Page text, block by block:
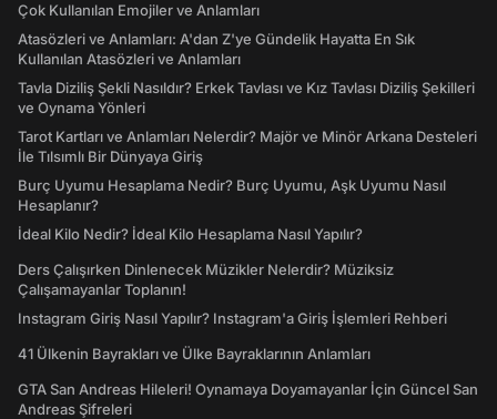
Çok Kullanılan Emojiler ve Anlamları
Atasözleri ve Anlamları: A'dan Z'ye Gündelik Hayatta En Sık
Kullanılan Atasözleri ve Anlamları
Tavla Diziliş Şekli Nasıldır? Erkek Tavlası ve Kız Tavlası Diziliş Şekilleri
ve Oynama Yönleri
Tarot Kartları ve Anlamları Nelerdir? Majör ve Minör Arkana Desteleri
İle Tılsımlı Bir Dünyaya Giriş
Burç Uyumu Hesaplama Nedir? Burç Uyumu, Aşk Uyumu Nasıl
Hesaplanır?
İdeal Kilo Nedir? İdeal Kilo Hesaplama Nasıl Yapılır?
Ders Çalışırken Dinlenecek Müzikler Nelerdir? Müziksiz
Çalışamayanlar Toplanın!
Instagram Giriş Nasıl Yapılır? Instagram'a Giriş İşlemleri Rehberi
41 Ülkenin Bayrakları ve Ülke Bayraklarının Anlamları
GTA San Andreas Hileleri! Oynamaya Doyamayanlar İçin Güncel San
Andreas Şifreleri